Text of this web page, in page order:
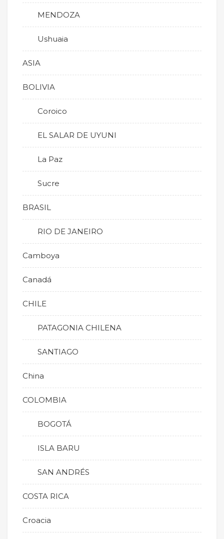
MENDOZA
Ushuaia
ASIA
BOLIVIA
Coroico
EL SALAR DE UYUNI
La Paz
Sucre
BRASIL
RIO DE JANEIRO
Camboya
Canadá
CHILE
PATAGONIA CHILENA
SANTIAGO
China
COLOMBIA
BOGOTÁ
ISLA BARU
SAN ANDRÉS
COSTA RICA
Croacia